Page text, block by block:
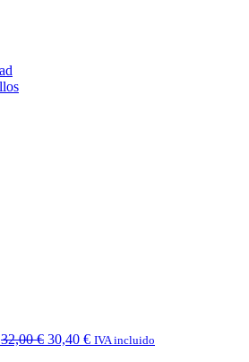
32,00€ 30,40 € IVA incluido